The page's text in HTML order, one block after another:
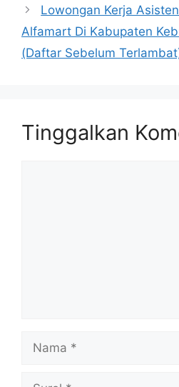
Lowongan Kerja
Alfamart Di Kabupaten
(Daftar Sebelum
Tinggalkan
Nama
Surel